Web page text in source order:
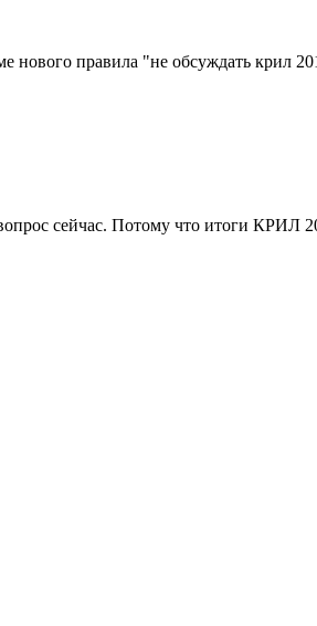
нового правила "не обсуждать крил
сейчас. Потому что итоги КРИЛ